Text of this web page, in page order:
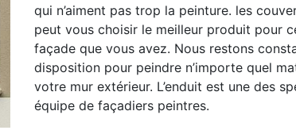
qui n’aiment pas trop la peinture. les
peut vous choisir le meilleur produit pour
façade que vous avez. Nous restons
disposition pour peindre n’importe quel
votre mur extérieur. L’enduit est une des
équipe de façadiers peintres.